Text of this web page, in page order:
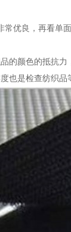
优良，再看单
的颜色的抵抗
也是检查纺织品